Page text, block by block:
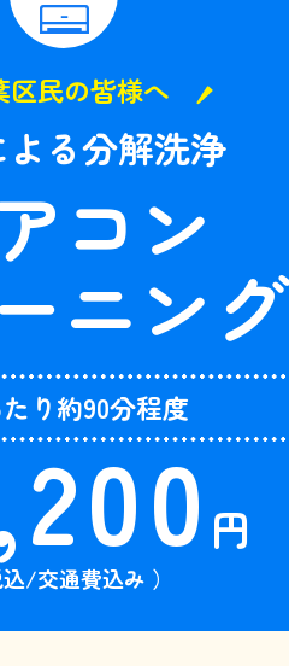
区民の皆様へ
よる分解洗浄
コン
ニング
り約90分程度
円
込/交通費込み ）